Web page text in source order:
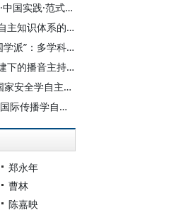
涂凌波 张译匀：智能驱动·中国实践·范式创新：“构建中国新闻传播学自主知识体系”专题研讨会综述
赵春华：中国时尚传播学自主知识体系的内在逻辑与实践路径
田香凝 丁靓琦：何以“中国学派”：多学科视野下中国特色新闻传播学建设的研究
姚喜双：自主知识体系构建下的播音主持高等专业教育研究
刘凯：以“四个统一”推进国家安全学自主知识体系构建
张莉 汪司晨：体用贯通：国际传播学自主知识体系的建构逻辑与学科交叉进路
郑永年
曹林
陈嘉映